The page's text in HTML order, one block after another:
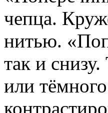
чепца.
нитью.
так и
или